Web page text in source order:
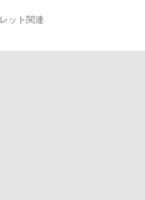
ット関連